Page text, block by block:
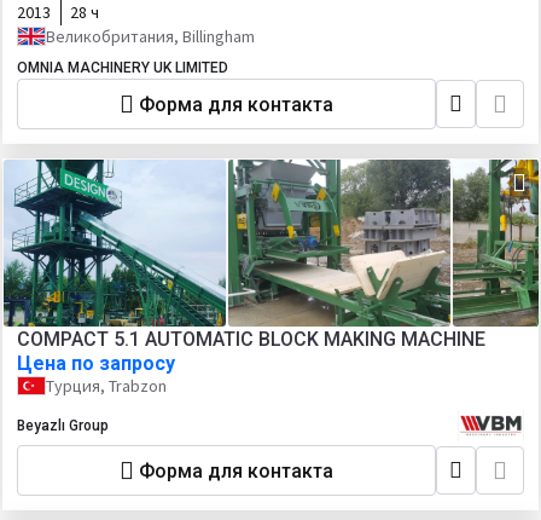
2013
28 ч
Великобритания, Billingham
OMNIA MACHINERY UK LIMITED
Форма для контакта
COMPACT 5.1 AUTOMATIC BLOCK MAKING MACHINE
Цена по запросу
Турция, Trabzon
Beyazlı Group
Форма для контакта